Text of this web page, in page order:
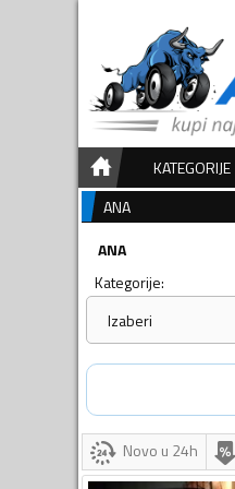
KATEGORIJE
ANA
ANA
Kategorije:
Izaberi
Novo u 24h